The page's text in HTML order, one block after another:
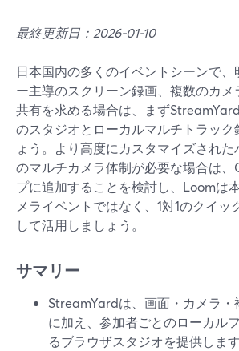
最終更新日：2026-01-10
日本国内の多くのイベントシーンで、
ー主導のスクリーン録画、複数のカ
共有を求める場合は、まず
のスタジオとローカルマルチトラック
ょう。より高度にカスタマイズされ
のマルチカメラ体制が必要な場合は、
プに追加することを検討し、Loomは
メライベントではなく、1対1のクイッ
して活用しましょう。
サマリー
StreamYardは、画面・カメラ・
に加え、参加者ごとのローカル
るブラウザスタジオを提供します